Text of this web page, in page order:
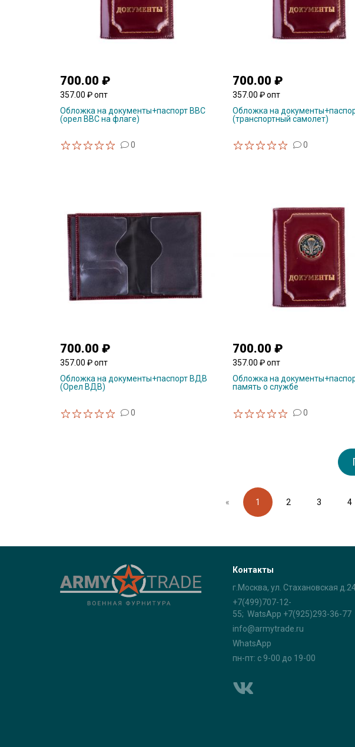
700.00 ₽
357.00 ₽ опт
Обложка на документы+паспорт ВВС
(орел ВВС на флаге)
0
700.00 ₽
357.00 ₽ опт
Обложка на
(транспортный самолет)
0
700.00 ₽
357.00 ₽ опт
Обложка на документы+паспорт ВДВ
(Орел ВДВ)
0
700.00 ₽
357.00 ₽ опт
Обложка на
память о службе
0
« 1 2 3 4
Контакты
г.Москва, ул. Стахановская
+7(499)707-12-
55; WatsApp +7(925)293-36-77
info@armytrade.ru
WhatsApp
пн-пт: с 9-00 до 19-00